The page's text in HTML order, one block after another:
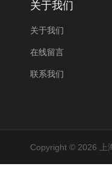
关于我们
关于我们
在线留言
联系我们
Copyright © 2026 上